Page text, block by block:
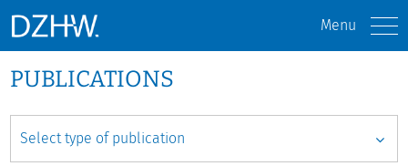
Menu
PUBLICATIONS